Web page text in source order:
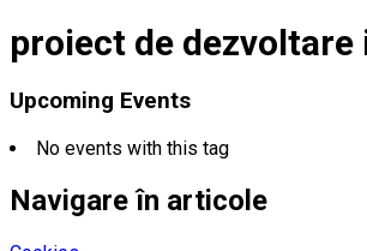
proiect de
Upcoming Events
No events with this tag
Navigare în articole